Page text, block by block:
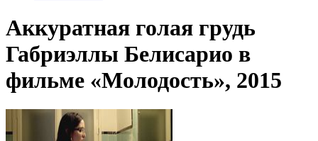
Аккуратная голая грудь
Габриэллы Белисарио в
фильме «Молодость», 2015